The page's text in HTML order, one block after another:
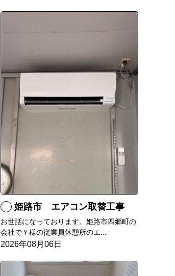
姫路市 エアコン取替工事
お世話になっております。姫路市四郷町の
会社でＹ様の従業員休憩所のエ...
2026年08月06日